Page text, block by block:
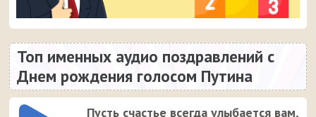
Топ именных аудио поздравлений с
Днем рождения голосом Путина
Пусть счастье всегда улыбается вам,